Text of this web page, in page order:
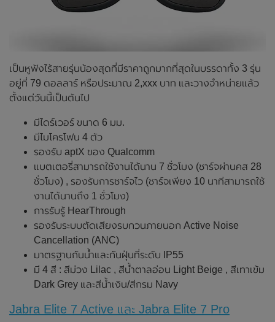
เป็นหูฟังไร้สายรุ่นน้องสุดที่มีราคาถูกมากที่สุดในบรรดาทั้ง 3 รุ่น
อยู่ที่ 79 ดอลลาร์ หรือประมาณ 2,xxx บาท และวางจำหน่ายแล้ว
ตั้งแต่วันนี้เป็นต้นไป
มีไดร์เวอร์ ขนาด 6 มม.
มีไมโครโฟน 4 ตัว
รองรับ aptX ของ Qualcomm
แบตเตอรี่สามารถใช้งานได้นาน 7 ชั่วโมง (ชาร์จผ่านคส 28
ชั่วโมง) , รองรับการชาร์จไว (ชาร์จเพียง 10 นาทีสามารถใช้
งานได้นานถึง 1 ชั่วโมง)
การรับรู้ HearThrough
รองรับระบบตัดเสียงรบกวนภายนอก Active Noise
Cancellation (ANC)
มาตรฐานกันน้ำและกันฝุ่นที่ระดับ IP55
มี 4 สี : สีม่วง Lilac , สีน้ำตาลอ่อน Light Beige , สีเทาเข้ม
Dark Grey และสีน้ำเงิน/สีกรม Navy
Jabra Elite 7 Active และ Jabra Elite 7 Pro